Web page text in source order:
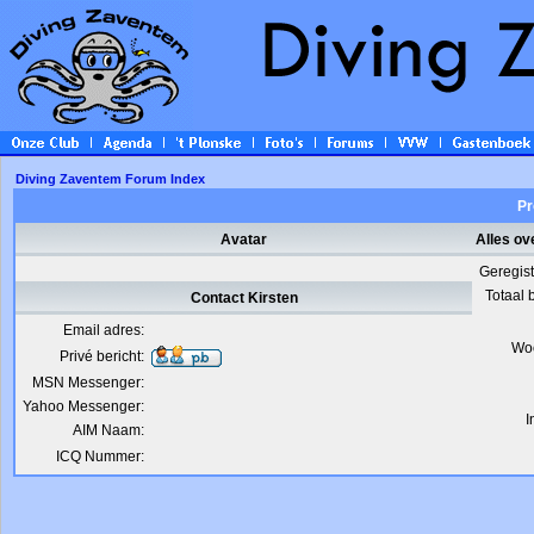
Diving Zaventem Forum Index
Avatar
Alles
Totaal
Contact Kirsten
Email adres:
Privé bericht:
MSN Messenger:
Yahoo Messenger:
AIM Naam:
ICQ Nummer: